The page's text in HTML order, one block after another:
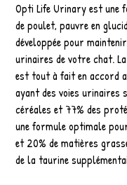
Opti Life Urinary est une
de poulet, pauvre en
développée pour
urinaires de votre chat.
est tout à fait en accord
ayant des voies urinaires
céréales et 77% des
une formule optimale
et 20% de matières
de la taurine